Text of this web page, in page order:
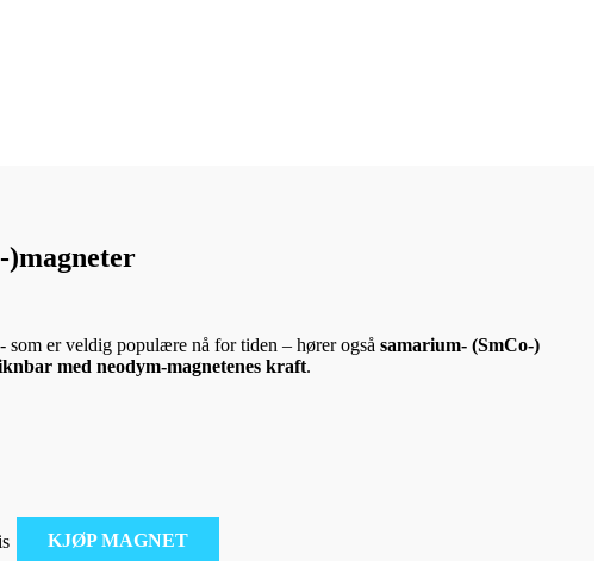
)magneter
som er veldig populære nå for tiden – hører ogsåsamarium- (SmCo-)
med neodym-magnetenes kraft.
KJØP MAGNET